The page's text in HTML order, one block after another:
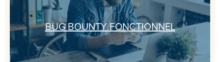
BUG BOUNTY FONCTIONNEL